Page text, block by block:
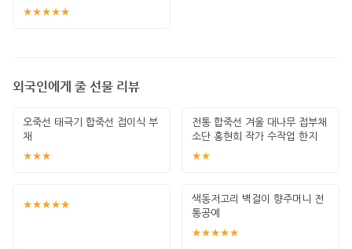
★★★★★
외국인에게 줄 선물 리뷰
오죽선 태극기 합죽선 접이식 부
채
★★★
전통 합죽선 겨울 대나무 접부채
소단 홍현희 작가 수작업 한지
그림 고급
★★
★★★★★
색동저고리 벽걸이 향주머니 전
통공예
★★★★★